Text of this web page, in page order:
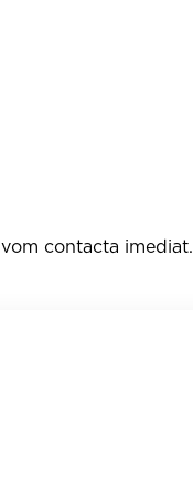
contacta imediat.